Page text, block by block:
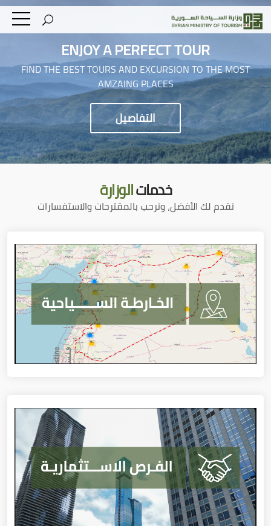
ENJOY A PERFECT TOUR
FIND THE BEST TOURS AND EXCURSION TO THE MOST
AMZAING PLACES
التفاصيل
خدماتالوزارة
نقدم لك الأفضل، ونرحب بالمقترحات والاستفسارات